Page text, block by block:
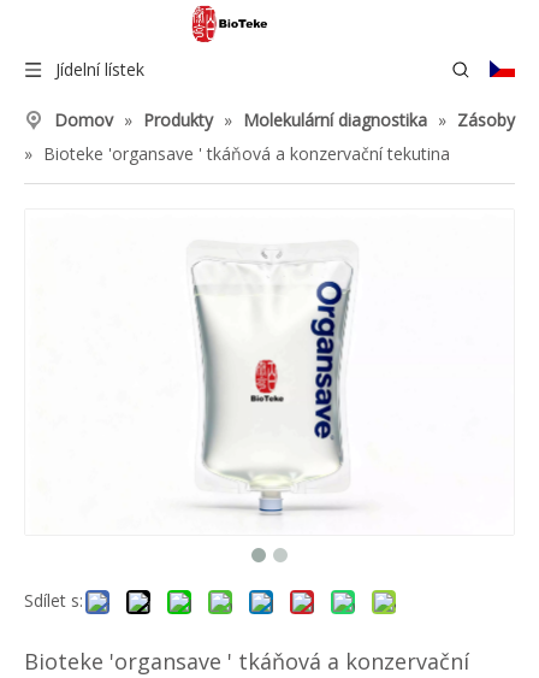
Jídelní lístek
Domov » Produkty » Molekulární diagnostika » Zásoby
» Bioteke 'organsave ' tkáňová a konzervační tekutina
Sdílet s:
Bioteke 'organsave ' tkáňová a konzervační